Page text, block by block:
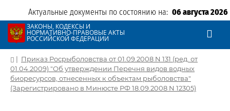
Актуальные документы по состоянию на: 06 августа 2026
ЗАКОНЫ, КОДЕКСЫ И
НОРМАТИВНО-ПРАВОВЫЕ АКТЫ
РОССИЙСКОЙ ФЕДЕРАЦИИ
| Приказ Росрыболовства от 01.09.2008 N 131 (ред. от
01.04.2009) "Об утверждении Перечня видов водных
биоресурсов, отнесенных к объектам рыболовства"
(Зарегистрировано в Минюсте РФ 18.09.2008 N 12305)